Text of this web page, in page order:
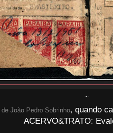
João Pedro Sobrinho, quando
ACERVO&TRATO: